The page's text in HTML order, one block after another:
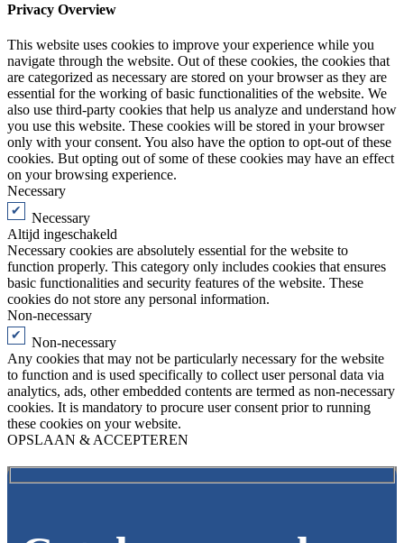
Privacy Overview
This website uses cookies to improve your experience while you
navigate through the website. Out of these cookies, the cookies that
are categorized as necessary are stored on your browser as they are
essential for the working of basic functionalities of the website. We
also use third-party cookies that help us analyze and understand how
you use this website. These cookies will be stored in your browser
only with your consent. You also have the option to opt-out of these
cookies. But opting out of some of these cookies may have an effect
on your browsing experience.
Necessary
Necessary
Altijd ingeschakeld
Necessary cookies are absolutely essential for the website to
function properly. This category only includes cookies that ensures
basic functionalities and security features of the website. These
cookies do not store any personal information.
Non-necessary
Non-necessary
Any cookies that may not be particularly necessary for the website
to function and is used specifically to collect user personal data via
analytics, ads, other embedded contents are termed as non-necessary
cookies. It is mandatory to procure user consent prior to running
these cookies on your website.
OPSLAAN & ACCEPTEREN